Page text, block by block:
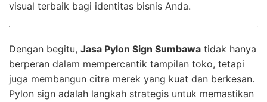
visual terbaik bagi identitas bisnis Anda.
Dengan begitu, Jasa Pylon Sign Sumbawa tidak hanya
berperan dalam mempercantik tampilan toko, tetapi
juga membangun citra merek yang kuat dan berkesan.
Pylon sign adalah langkah strategis untuk memastikan